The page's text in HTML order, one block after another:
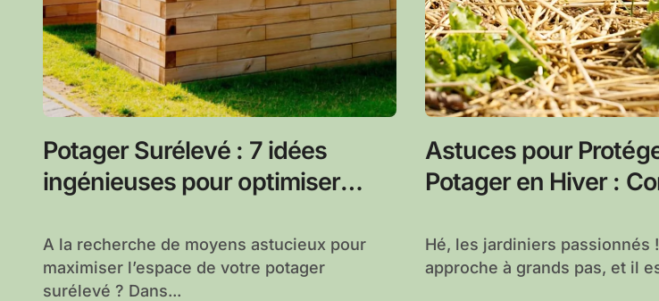
Potager Surélevé : 7 idées
ingénieuses pour optimiser
A la recherche de moyens astucieux pour
maximiser l’espace de votre potager
surélevé ? Dans...
Astuces pour
Potager en Hiver :
Abondante
Hé, les jardiniers passionnés ! L’hiver
approche à grands pas, et il